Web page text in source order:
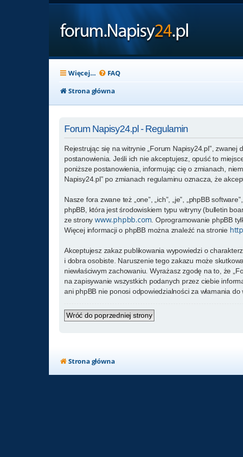
Więcej… FAQ
Strona główna
Forum Napisy24.pl - Regulamin
Rejestrując się na witrynie „Forum Napisy24.pl”, zwanej
postanowienia. Jeśli ich nie akceptujesz, opuść to
poniższe postanowienia, informując cię o zmianach,
Napisy24.pl” po zmianach regulaminu oznacza, że
Nasze fora zwane też „one”, „ich”, „je”, „phpBB
phpBB, która jest środowiskiem typu witryny (bulletin
ze strony www.phpbb.com . Oprogramowanie phpBB
Więcej informacji o phpBB można znaleźć na stronie
Akceptujesz zakaz publikowania wypowiedzi o
i dobra osobiste. Naruszenie tego zakazu może
niewłaściwym zachowaniu. Wyrażasz zgodę na to, że
na zapisywanie wszystkich podanych przez ciebie
ani phpBB nie ponosi odpowiedzialności za włamania
Wróć do poprzedniej strony
Strona główna